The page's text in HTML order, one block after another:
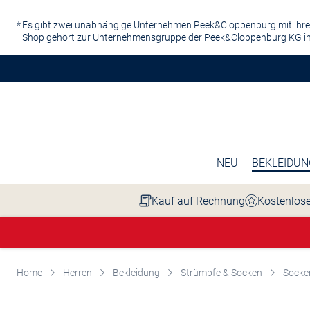
Es gibt zwei unabhängige Unternehmen Peek&Cloppenburg mit
Shop gehört zur Unternehmensgruppe der Peek&Cloppenburg KG
NEU
Kauf auf Rechnung
Home Herren Bekleidung Strümpfe & Socken